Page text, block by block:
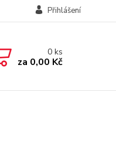
Přihlášení
0ks
za 0,00 Kč